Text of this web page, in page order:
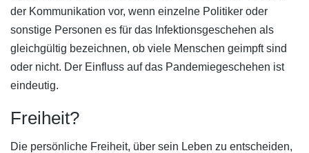
der Kommunikation vor, wenn einzelne Politiker oder
sonstige Personen es für das Infektionsgeschehen als
gleichgültig bezeichnen, ob viele Menschen geimpft sind
oder nicht. Der Einfluss auf das Pandemiegeschehen ist
eindeutig.
Freiheit?
Die persönliche Freiheit, über sein Leben zu entscheiden,